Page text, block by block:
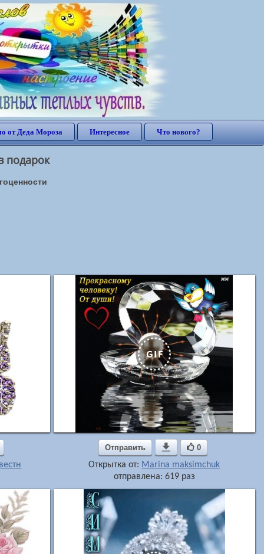
от Деда Мороза Интересное Что нового?
подарок
Отправить  0
Открытка от: Marina maksimchuk
отправлена: 619 раз